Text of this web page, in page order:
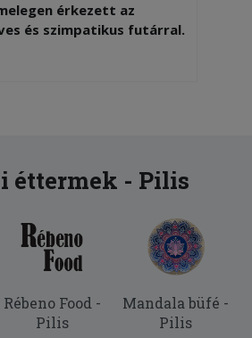
érkezett az
és szimpatikus futárral.
Monoron.
körültekintően
meg a finom
teljesítették a
éttermek - Pilis
Rébeno Food -
Pilis
Mandala büfé -
Pilis